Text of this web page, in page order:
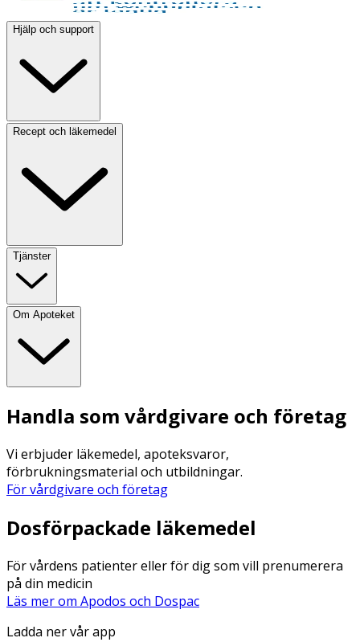
Hjälp och support
Recept och läkemedel
Tjänster
Om Apoteket
Handla som vårdgivare och företag
Vi erbjuder läkemedel, apoteksvaror,
förbrukningsmaterial och utbildningar.
För vårdgivare och företag
Dosförpackade läkemedel
För vårdens patienter eller för dig som vill prenumerera
på din medicin
Läs mer om Apodos och Dospac
Ladda ner vår app